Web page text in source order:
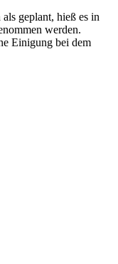
geplant, hieß es in
werden.
Einigung bei dem